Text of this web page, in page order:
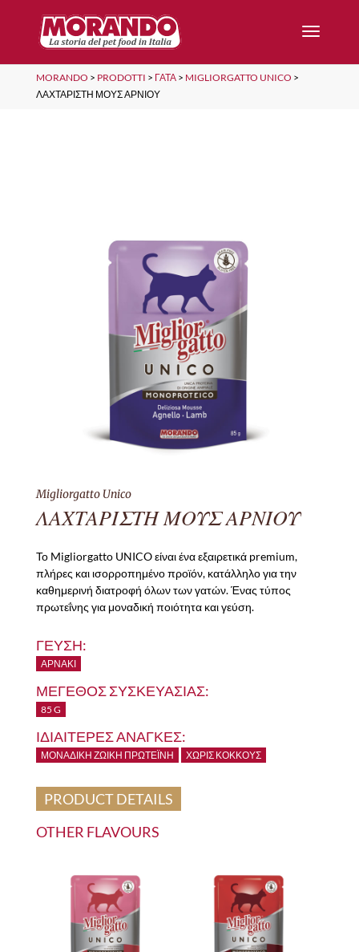
MORANDO > PRODOTTI > ΓΆΤΑ> MIGLIORGATTO UNICO >
ΛΑΧΤΑΡΙΣΤΗ ΜΟΥΣ ΑΡΝΙΟΥ
Migliorgatto Unico
ΛΑΧΤΑΡΙΣΤΗ ΜΟΥΣ ΑΡΝΙΟΥ
Το Migliorgatto UNICO είναι ένα εξαιρετικά premium,
πλήρες και ισορροπημένο προϊόν, κατάλληλο για την
καθημερινή διατροφή όλων των γατών. Ένας τύπος
πρωτεΐνης για μοναδική ποιότητα και γεύση.
ΓΕΥΣΗ:
ΑΡΝΆΚΙ
ΜΕΓΕΘΟΣ ΣΥΣΚΕΥΑΣΙΑΣ:
85 G
ΙΔΙΑΙΤΕΡΕΣ ΑΝΑΓΚΕΣ:
ΜΟΝΑΔΙΚΉ ΖΩΙΚΉ ΠΡΩΤΕΪ́ΝΗ ΧΩΡΊΣ ΚΌΚΚΟΥΣ
PRODUCT DETAILS
OTHER FLAVOURS